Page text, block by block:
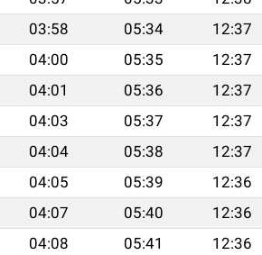
03:58 05:34 12:37
04:00 05:35 12:37
04:01 05:36 12:37
04:03 05:37 12:37
04:04 05:38 12:37
04:05 05:39 12:36
04:07 05:40 12:36
04:08 05:41 12:36